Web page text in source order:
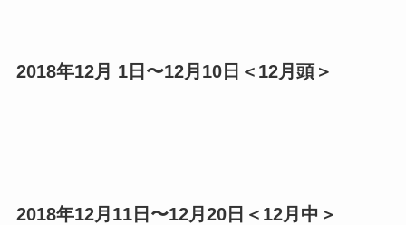
2018年12月 1日〜12月10日＜12月頭＞
2018年12月11日〜12月20日＜12月中＞